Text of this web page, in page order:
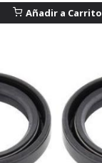
Añadir a Carrito